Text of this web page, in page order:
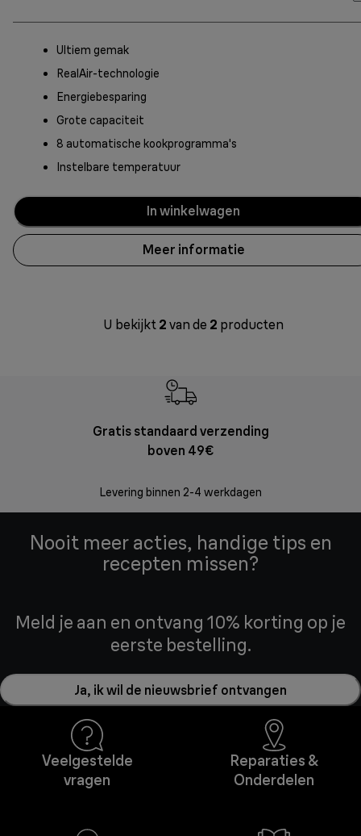
Ultiem gemak
RealAir-technologie
Energiebesparing
Grote capaciteit
8 automatische kookprogramma's
Instelbare temperatuur
In winkelwagen
Meer informatie
U bekijkt 2 van de 2 producten
Gratis standaard verzending
boven 49€
Levering binnen 2-4 werkdagen
Nooit meer acties, handige tips en
recepten missen?
Meld je aan en ontvang 10% korting op je
eerste bestelling.
Ja, ik wil de nieuwsbrief ontvangen
Veelgestelde
vragen
Reparaties &
Onderdelen